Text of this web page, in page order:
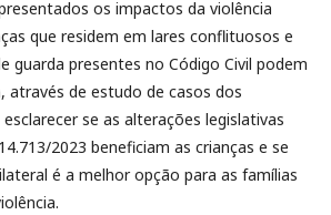
os impactos da violência
que residem em lares conflituosos e
guarda presentes no Código Civil podem
através de estudo de casos dos
se as alterações legislativas
2023 beneficiam as crianças e se
é a melhor opção para as famílias